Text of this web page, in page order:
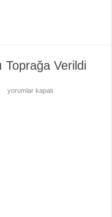
Toprağa Verildi
yorumlar kapalı